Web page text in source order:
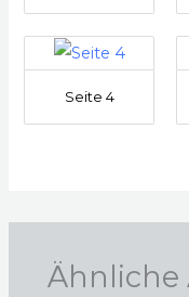
Seite 4
Ähnliche